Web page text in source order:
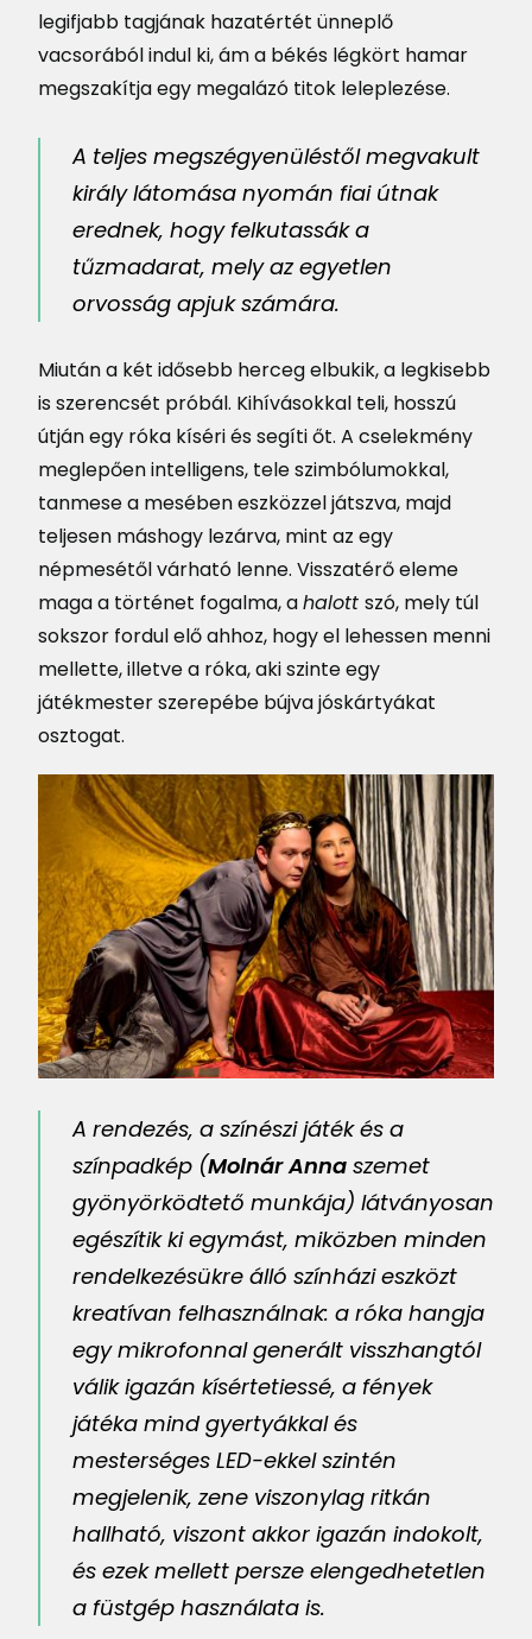
legifjabb tagjának hazatértét ünneplő
vacsorából indul ki, ám a békés légkört hamar
megszakítja egy megalázó titok leleplezése.
A teljes megszégyenüléstől megvakult
király látomása nyomán fiai útnak
erednek, hogy felkutassák a
tűzmadarat, mely az egyetlen
orvosság apjuk számára.
Miután a két idősebb herceg elbukik, a legkisebb
is szerencsét próbál. Kihívásokkal teli, hosszú
útján egy róka kíséri és segíti őt. A cselekmény
meglepően intelligens, tele szimbólumokkal,
tanmese a mesében eszközzel játszva, majd
teljesen máshogy lezárva, mint az egy
népmesétől várható lenne. Visszatérő eleme
maga a történet fogalma, ahalott szó, mely túl
sokszor fordul elő ahhoz, hogy el lehessen menni
mellette, illetve a róka, aki szinte egy
játékmester szerepébe bújva jóskártyákat
osztogat.
A rendezés, a színészi játék és a
színpadkép (Molnár Anna szemet
gyönyörködtető munkája) látványosan
egészítik ki egymást, miközben minden
rendelkezésükre álló színházi eszközt
kreatívan felhasználnak: a róka hangja
egy mikrofonnal generált visszhangtól
válik igazán kísértetiessé, a fények
játéka mind gyertyákkal és
mesterséges LED-ekkel szintén
megjelenik, zene viszonylag ritkán
hallható, viszont akkor igazán indokolt,
és ezek mellett persze elengedhetetlen
a füstgép használata is.